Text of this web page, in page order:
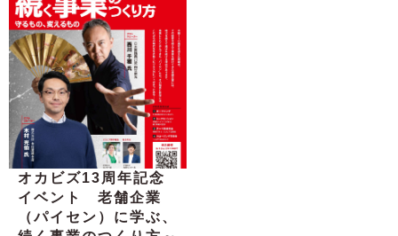
オカビズ13周年記念
イベント 老舗企業
（パイセン）に学ぶ、